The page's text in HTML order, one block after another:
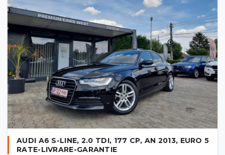
AUDI A6 S-LINE, 2.0 TDI, 177 CP, AN 2013, EURO 5
RATE-LIVRARE-GARANTIE